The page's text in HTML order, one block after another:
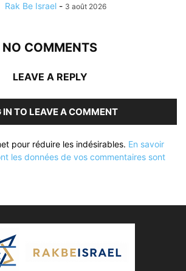
Rak Be Israel - 3 août 2026
NO COMMENTS
LEAVE A REPLY
IN TO LEAVE A COMMENT
pour réduire les indésirables. En savoir
les données de vos commentaires sont